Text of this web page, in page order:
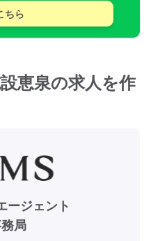
ちら
恵泉の求人を作
ージェント
局